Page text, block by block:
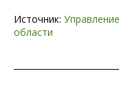
Источник:
области